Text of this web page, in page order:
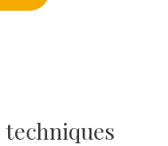
techniques